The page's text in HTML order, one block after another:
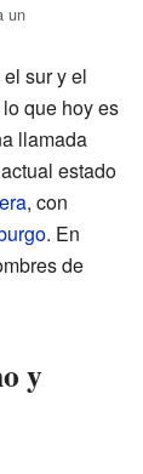
un
sur y el
que hoy es
llamada
estado
, con
. En
de
y